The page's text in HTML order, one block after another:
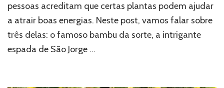
pessoas acreditam que certas plantas podem ajudar
a atrair boas energias. Neste post, vamos falar sobre
três delas: o famoso bambu da sorte, a intrigante
espada de São Jorge …